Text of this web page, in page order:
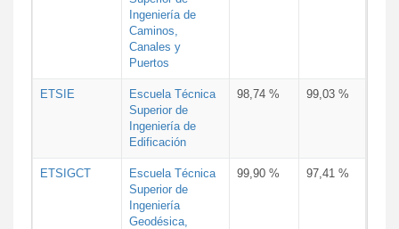
Ingeniería de
Caminos,
Canales y
Puertos
ETSIE
Escuela Técnica
Superior de
Ingeniería de
Edificación
98,74 % 99,03 %
ETSIGCT
Escuela Técnica
Superior de
Ingeniería
Geodésica,
99,90 % 97,41 %